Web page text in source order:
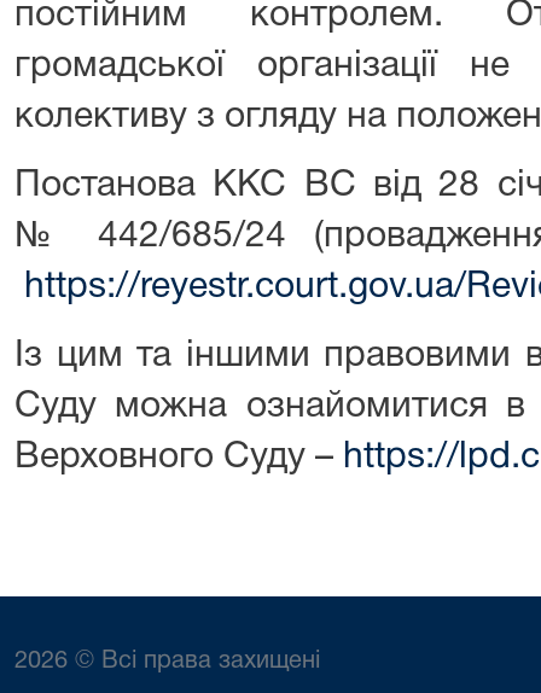
постійним контролем.
громадської організації
колективу з огляду на
Постанова ККС ВС від 28
№ 442/685/24
https://reyestr.court.gov.ua/
Із цим та іншими правовими
Суду можна ознайомитися в
Верховного Суду – https://
2026 © Всі права захищені